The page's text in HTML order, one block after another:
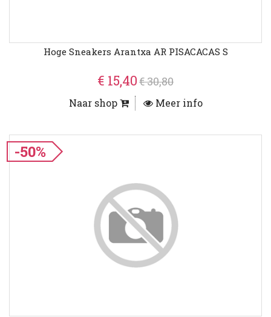
Hoge Sneakers Arantxa AR PISACACAS S
€ 15,40€ 30,80
Naar shop Meer info
-50%